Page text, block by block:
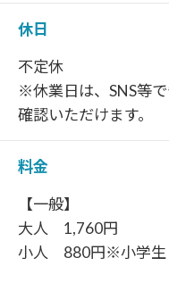
休日
不定休
※休業日は、SNS等
確認いただけます。
料金
【一般】
大人 1,760円
小人 880円※小学生